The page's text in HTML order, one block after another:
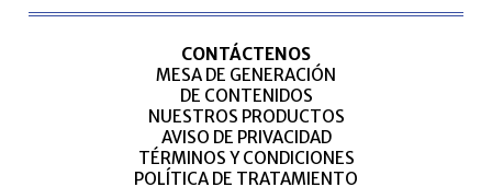
CONTÁCTENOS
MESA DE GENERACIÓN
DE CONTENIDOS
NUESTROS PRODUCTOS
AVISO DE PRIVACIDAD
TÉRMINOS Y CONDICIONES
POLÍTICA DE TRATAMIENTO